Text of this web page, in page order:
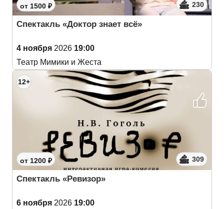
от 1500 ₽ 230
Спектакль «Доктор знает всё»
4 ноября 2026 19:00
Театр Мимики и Жеста
12+
от 1200 ₽ 309
Спектакль «Ревизор»
6 ноября 2026 19:00